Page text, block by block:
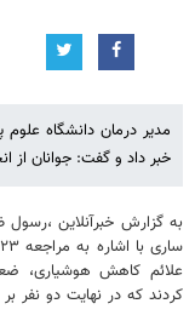
مدیر درمان دانشگاه علوم
خبر داد و گفت: جوانان از
به گزارش خبرآنلاین ،رسول
علائم کاهش هوشیاری،
کردند که در نهایت دو نفر